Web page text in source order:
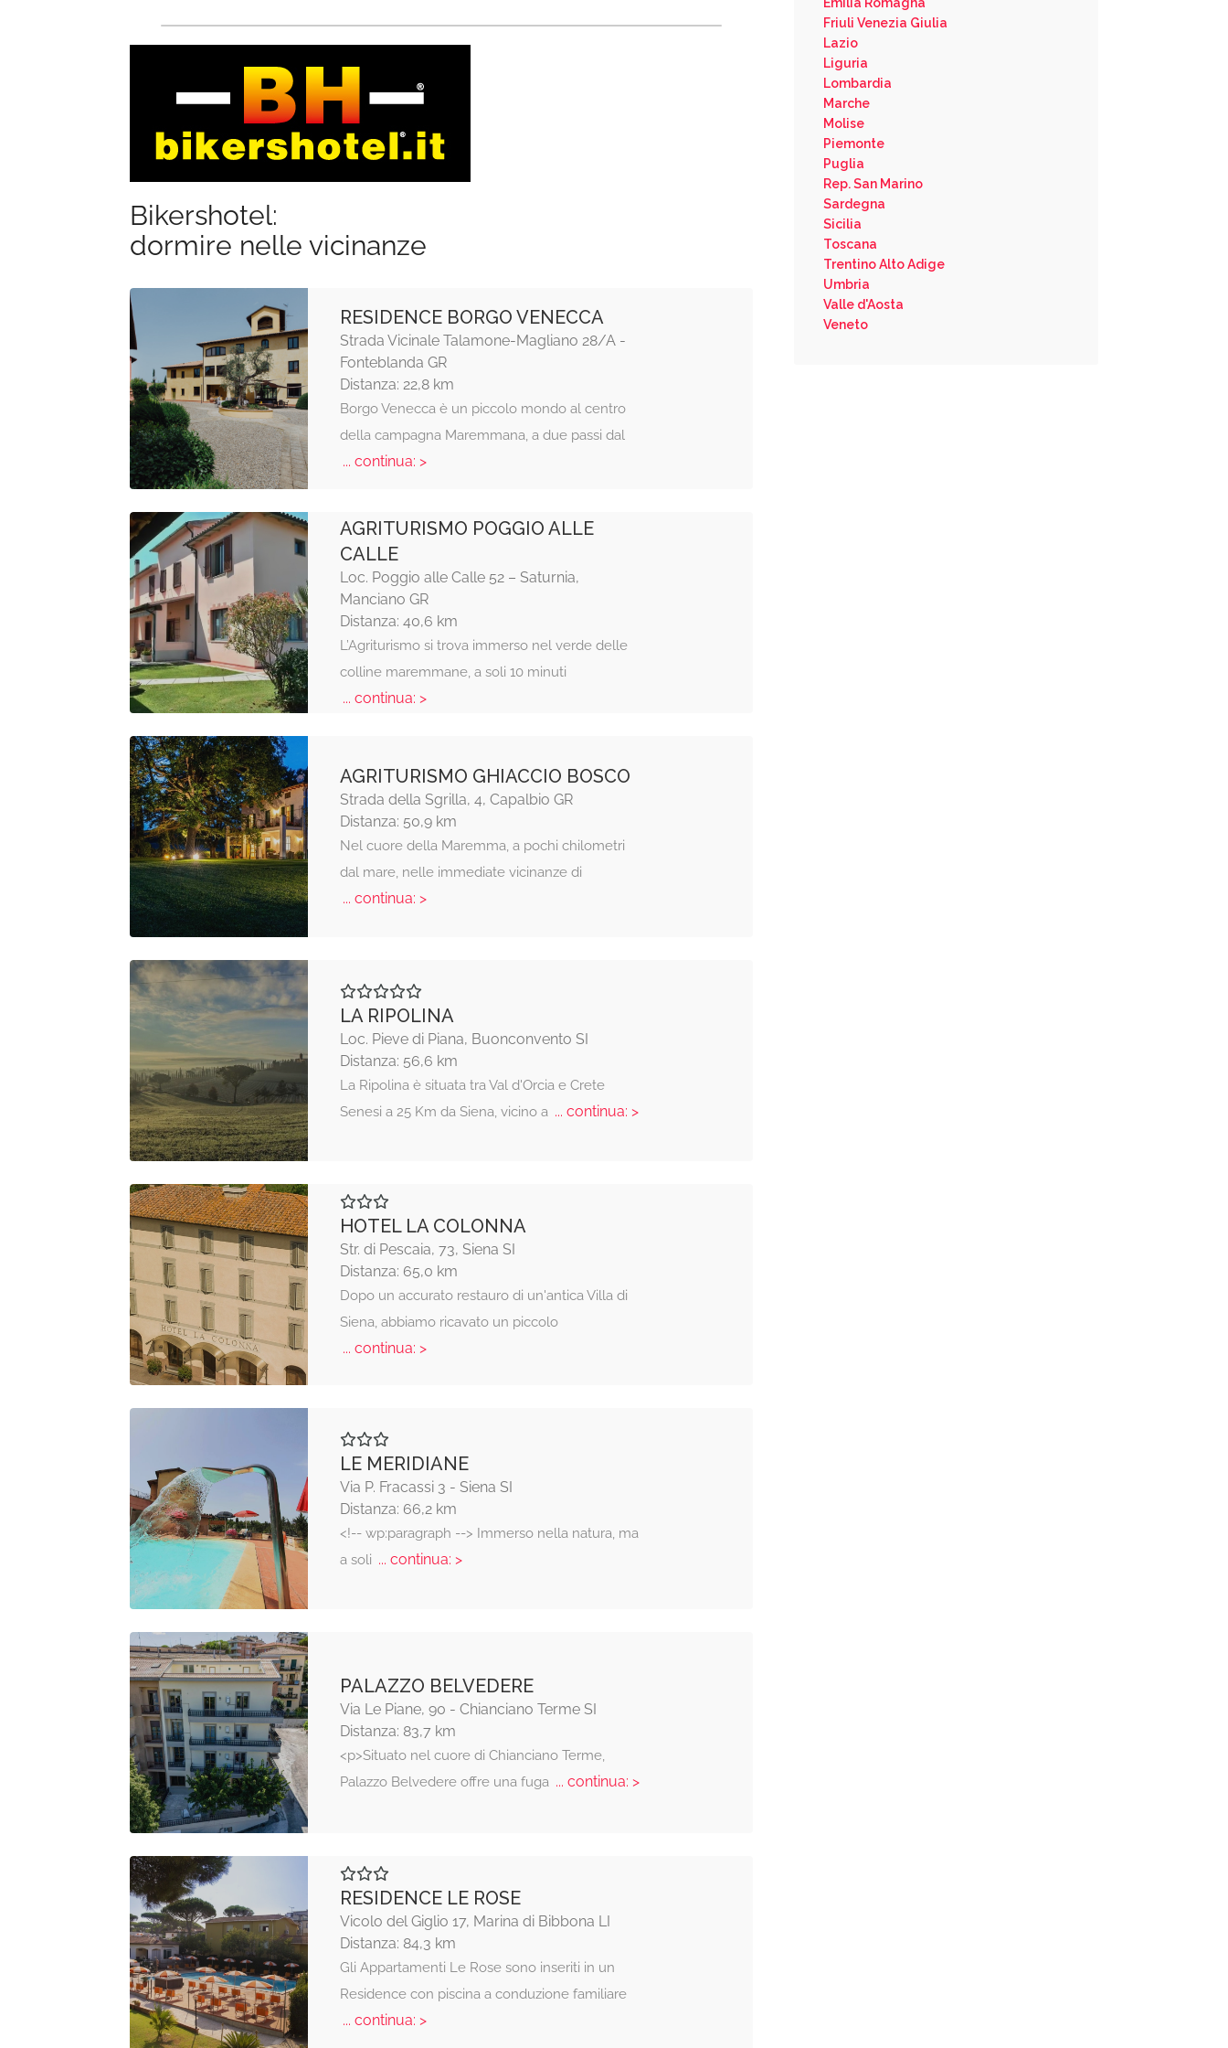
Bikershotel:
dormire nelle vicinanze
RESIDENCE BORGO VENECCA
Strada Vicinale Talamone-Magliano 28/A -
Fonteblanda GR
Distanza: 22,8 km
Borgo Venecca è un piccolo mondo al centro
della campagna Maremmana, a due passi dal
... continua: >
AGRITURISMO POGGIO ALLE
CALLE
Loc. Poggio alle Calle 52 – Saturnia,
Manciano GR
Distanza: 40,6 km
L’Agriturismo si trova immerso nel verde delle
colline maremmane, a soli 10 minuti
... continua: >
AGRITURISMO GHIACCIO BOSCO
Strada della Sgrilla, 4, Capalbio GR
Distanza: 50,9 km
Nel cuore della Maremma, a pochi chilometri
dal mare, nelle immediate vicinanze di
... continua: >
LA RIPOLINA
Loc. Pieve di Piana, Buonconvento SI
Distanza: 56,6 km
La Ripolina è situata tra Val d'Orcia e Crete
Senesi a 25 Km da Siena, vicino a... continua: >
HOTEL LA COLONNA
Str. di Pescaia, 73, Siena SI
Distanza: 65,0 km
Dopo un accurato restauro di un'antica Villa di
Siena, abbiamo ricavato un piccolo
... continua: >
LE MERIDIANE
Via P. Fracassi 3 - Siena SI
Distanza: 66,2 km
<!-- wp:paragraph --> Immerso nella natura, ma
a soli... continua: >
PALAZZO BELVEDERE
Via Le Piane, 90 - Chianciano Terme SI
Distanza: 83,7 km
<p>Situato nel cuore di Chianciano Terme,
Palazzo Belvedere offre una fuga... continua: >
RESIDENCE LE ROSE
Vicolo del Giglio 17, Marina di Bibbona LI
Distanza: 84,3 km
Gli Appartamenti Le Rose sono inseriti in un
Residence con piscina a conduzione familiare
... continua: >
Friuli Venezia Giulia
Lazio
Liguria
Lombardia
Marche
Molise
Piemonte
Puglia
Rep. San Marino
Sardegna
Sicilia
Toscana
Trentino Alto Adige
Umbria
Valle d'Aosta
Veneto